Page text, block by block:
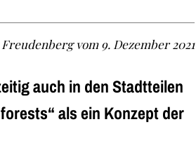
vom 9. Dezember 2021
auch in den Stadtteilen
als ein Konzept der